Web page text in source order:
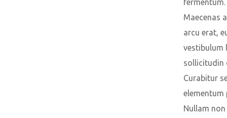
fermentum.
Maecenas
arcu erat,
vestibulum
sollicitudin
Curabitur
elementum
Nullam